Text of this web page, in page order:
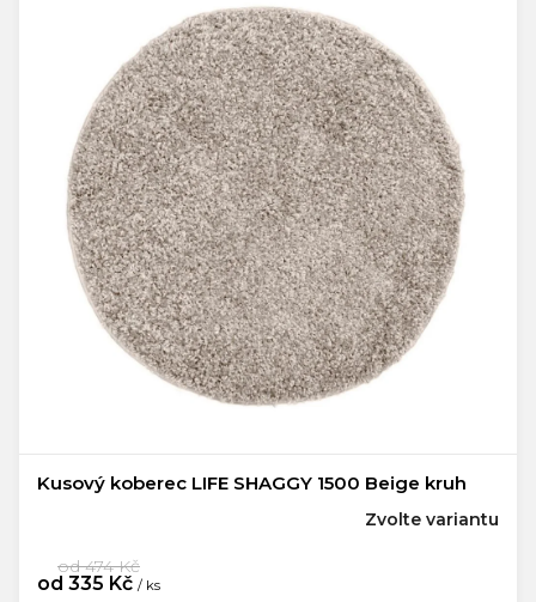
Kusový koberec LIFE SHAGGY 1500 Beige kruh
od 474 Kč
od 335 Kč / ks
Zvolte variantu